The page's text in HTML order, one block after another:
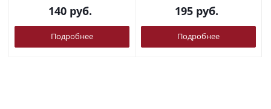
140руб.
Подробнее
195руб.
Подробнее